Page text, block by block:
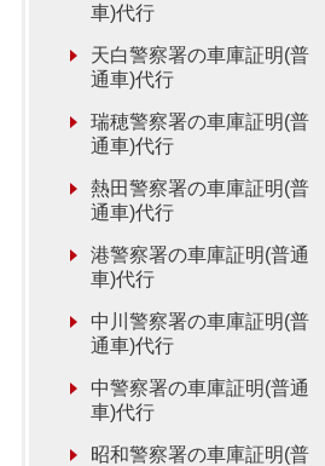
車)代行
天白警察署の車庫証明(普
通車)代行
瑞穂警察署の車庫証明(普
通車)代行
熱田警察署の車庫証明(普
通車)代行
港警察署の車庫証明(普通
車)代行
中川警察署の車庫証明(普
通車)代行
中警察署の車庫証明(普通
車)代行
昭和警察署の車庫証明(普